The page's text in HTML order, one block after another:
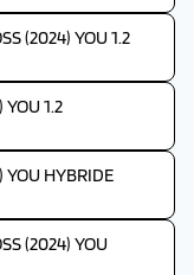
(2024) YOU 1.2
1.2
YOU HYBRIDE
(2024) YOU